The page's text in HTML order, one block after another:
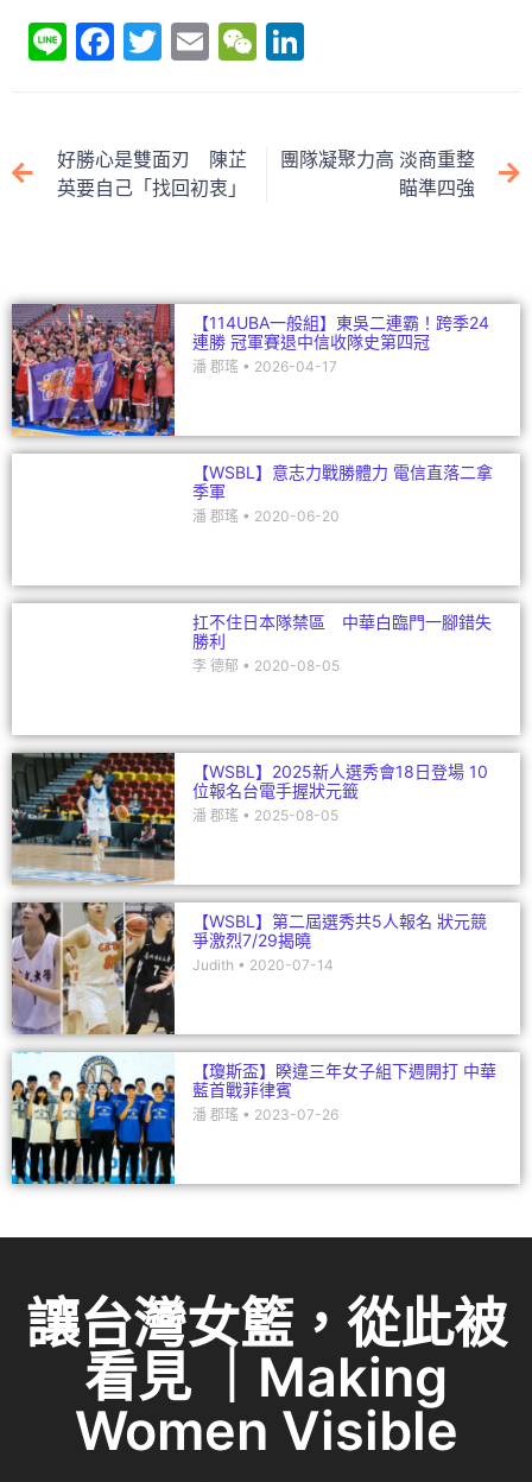
Li F
e
b
k
T
er
E
l
W
e
好勝心是雙面刃 陳芷
英要自己「找回初衷」
團隊凝聚力高 淡商重整
瞄準四強
【114UBA一般組】東吳二連霸！跨季24
連勝 冠軍賽退中信收隊史第四冠
潘 郡瑤 2026-04-17
【WSBL】意志力戰勝體力 電信直落二拿
季軍
潘 郡瑤 2020-06-20
扛不住日本隊禁區 中華白臨門一腳錯失
勝利
李 德郁 2020-08-05
【WSBL】2025新人選秀會18日登場 10
位報名台電手握狀元籤
潘 郡瑤 2025-08-05
【WSBL】第二屆選秀共5人報名 狀元競
爭激烈7/29揭曉
Judith 2020-07-14
【瓊斯盃】睽違三年女子組下週開打 中華
藍首戰菲律賓
潘 郡瑤 2023-07-26
讓台灣女籃，從此被
看見 ｜Making
Women Visible